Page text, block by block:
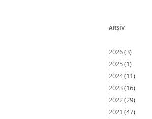
ARŞIV
2026(3)
2025(1)
2024(11)
2023(16)
2022(29)
2021 (47)